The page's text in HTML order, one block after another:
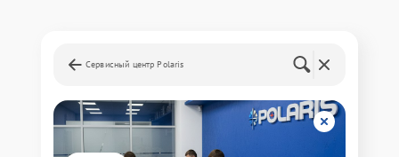
Сервисный центр Polaris